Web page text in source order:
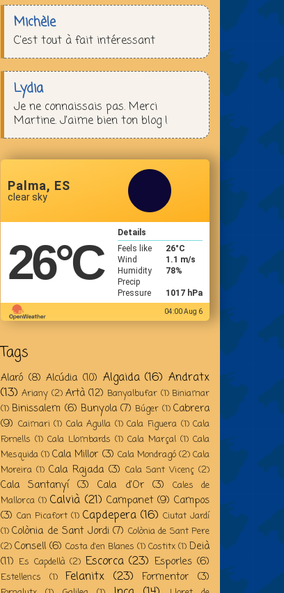
Michèle
C'est tout à fait intéressant
Lydia
Je ne connaissais pas. Merci
Martine. J'aime bien ton blog !
Palma, ES
clear sky
26°C
Details
Feels like
26°C
Wind
1.1 m/s
Humidity
78%
Precip
Pressure
1017 hPa
04:00 Aug 6
Tags
Alaró (8) Alcúdia (10) Algaida (16) Andratx
(13) Ariany (2) Artà (12) Banyalbufar (1) Biniamar
(1) Binissalem (6) Bunyola (7) Búger (1) Cabrera
(9) Caimari (1) Cala Agulla (1) Cala Figuera (1) Cala
Fornells (1) Cala Llombards (1) Cala Marçal (1) Cala
Mesquida (1) Cala Millor (3) Cala Mondragó (2) Cala
Moreira (1) Cala Rajada (3) Cala Sant Vicenç (2)
Cala Santanyí (3) Cala d'Or (3)
Cales de
Mallorca (1) Calvià (21) Campanet (9) Campos
(3) Can Picafort (1) Capdepera (16) Ciutat Jardí
(1) Colònia de Sant Jordi (7) Colònia de Sant Pere
(2) Consell (6) Costa d'en Blanes (1) Costitx (1) Deià
(11) Es Capdellà (2) Escorca (23) Esporles (6)
Estellencs (1) Felanitx (23) Formentor (3)